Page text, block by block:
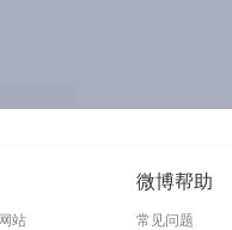
站
微博帮助
常见问题